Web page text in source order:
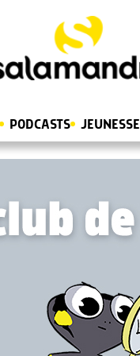
PODCASTS JEUNESSE